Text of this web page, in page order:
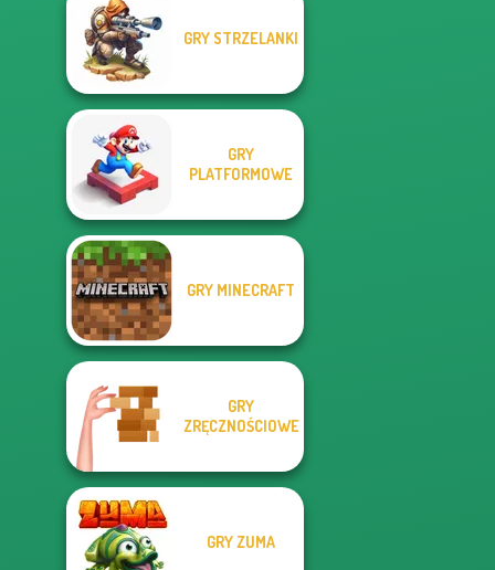
Funny Blade &
Magic
What Is Grandma
GRY STRZELANKI
GRY
PLATFORMOWE
GRY MINECRAFT
GRY
ZRĘCZNOŚCIOWE
GRY ZUMA